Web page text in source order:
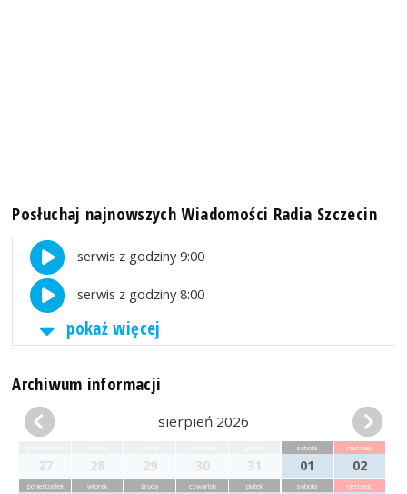
Posłuchaj najnowszych Wiadomości Radia Szczecin
serwis z godziny 9:00
serwis z godziny 8:00
pokaż więcej
Archiwum informacji
sierpień 2026
27 28 29 30 31
sobota
01
niedziela
02
poniedziałek wtorek środa czwartek piątek sobota niedziela